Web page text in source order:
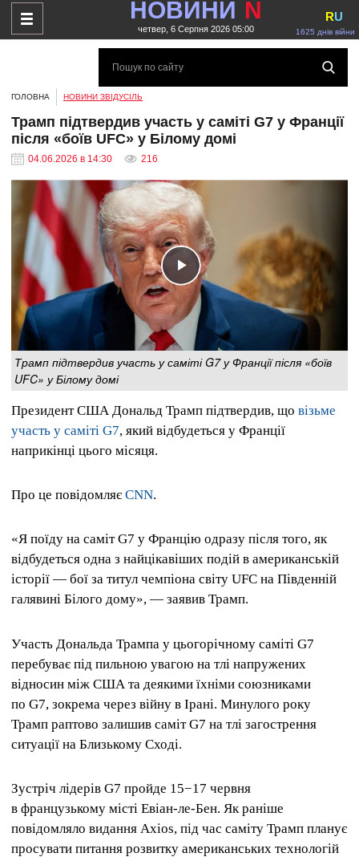
НОВИНИ N
четвер, 6 Серпня 2026 05:00 1625 днів війни
RU
ГОЛОВНА НОВИНИ ЗВІДУСІЛЬ
Трамп підтвердив участь у саміті G7 у Франції
після «боїв UFC» у Білому домі
04.06.2026 в 14:30 216
Трамп підтвердив участь у саміті G7 у Франції після «боїв
UFC» у Білому домі
Президент США Дональд Трамп підтвердив, що візьме
участь у саміті G7, який відбудеться у Франції
наприкінці цього місяця.
Про це повідомляє CNN.
«Я поїду на саміт G7 у Францію одразу після того, як
відбудеться одна з найцікавіших подій в американській
історії — бої за титул чемпіона світу UFC на Південній
галявині Білого дому», — заявив Трамп.
Участь Дональда Трампа у цьогорічному саміті G7
перебуває під пильною увагою на тлі напружених
відносин між США та деякими їхніми союзниками
по G7, зокрема через війну в Ірані. Минулого року
Трамп раптово залишив саміт G7 на тлі загострення
ситуації на Близькому Сході.
Зустріч лідерів G7 пройде 15−17 червня
в французькому місті Евіан-ле-Бен. Як раніше
повідомляло видання Axios, під час саміту Трамп планує
просувати питання розвитку американських технологій